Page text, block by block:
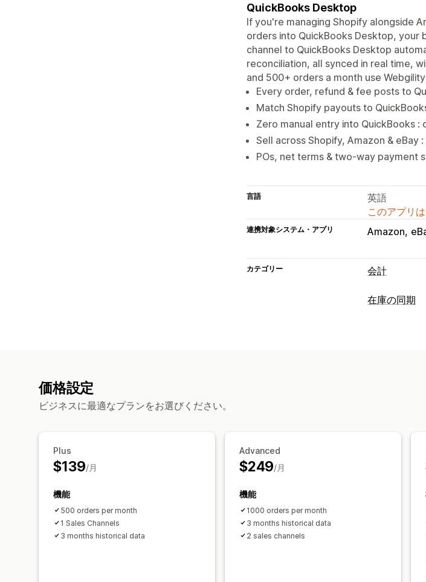
QuickBooks Desktop
If you're managing Shopify alongside
orders into QuickBooks Desktop, your
channel to QuickBooks Desktop
reconciliation, all synced in real time,
and 500+ orders a month use
Every order, refund & fee posts to
Match Shopify payouts to
Zero manual entry into QuickBooks
Sell across Shopify, Amazon &
POs, net terms & two-way payment
言語
英語
このアプリ
連携対象システム・アプリ Amazon
カテゴリー 会計
財務レポート
リアルタイ
履歴データ
在庫の同期
価格設定
ビジネスに最適なプランをお選びください。
Plus
$139/月
機能
500 orders per month
1 Sales Channels
3 months historical data
Advanced
$249/月
機能
1000 orders per month
3 months historical data
2 sales channels